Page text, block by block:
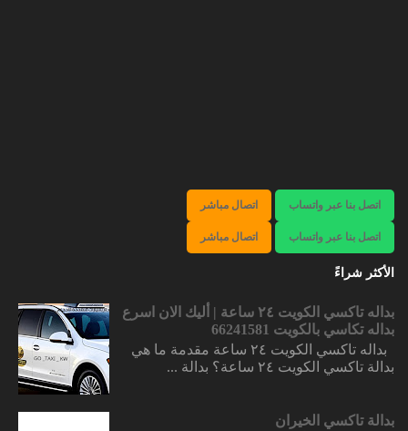
اتصل بنا عبر واتساب اتصال مباشر
اتصل بنا عبر واتساب اتصال مباشر
الأكثر شراءً
بداله تاكسي الكويت ٢٤ ساعة | أليك الان اسرع
بداله تكاسي بالكويت 66241581
بداله تاكسي الكويت ٢٤ ساعة مقدمة ما هي
بدالة تاكسي الكويت ٢٤ ساعة؟ بدالة ...
بدالة تاكسي الخيران